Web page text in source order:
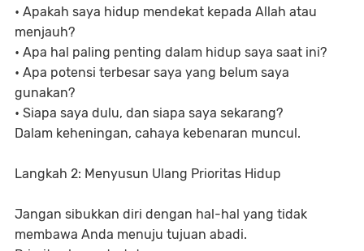
• Apakah saya hidup mendekat kepada Allah atau
menjauh?
• Apa hal paling penting dalam hidup saya saat ini?
• Apa potensi terbesar saya yang belum saya
gunakan?
• Siapa saya dulu, dan siapa saya sekarang?
Dalam keheningan, cahaya kebenaran muncul.
Langkah 2: Menyusun Ulang Prioritas Hidup
Jangan sibukkan diri dengan hal-hal yang tidak
membawa Anda menuju tujuan abadi.